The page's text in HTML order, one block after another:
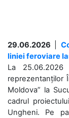
29.06.2026
liniei feroviare
La
reprezentanților
Moldova” la
cadrul
Ungheni. Pe